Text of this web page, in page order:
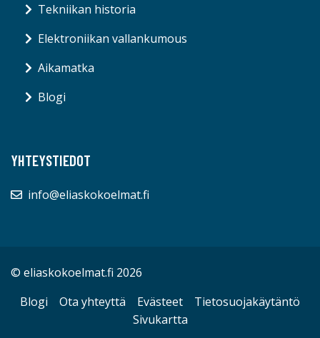
Tekniikan historia
Elektroniikan vallankumous
Aikamatka
Blogi
YHTEYSTIEDOT
info@eliaskokoelmat.fi
© eliaskokoelmat.fi 2026
Blogi
Ota yhteyttä Evästeet
Tietosuojakäytäntö
Sivukartta